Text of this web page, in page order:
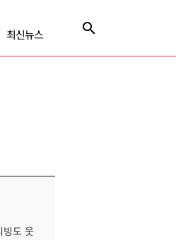
최신뉴스
빙도 웃